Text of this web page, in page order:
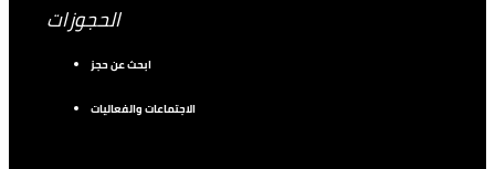
الحجوزات
ابحث عن حجز
الاجتماعات والفعاليات